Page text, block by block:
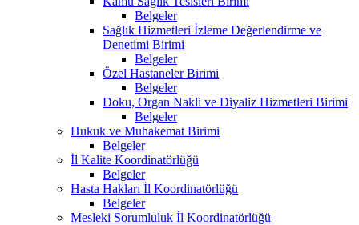
Belgeler
Sağlık Hizmetleri İzleme Değerlendirme ve
Denetimi Birimi
Belgeler
Özel Hastaneler Birimi
Belgeler
Doku, Organ Nakli ve Diyaliz Hizmetleri Birimi
Belgeler
Hukuk ve Muhakemat Birimi
Belgeler
İl Kalite Koordinatörlüğü
Belgeler
Hasta Hakları İl Koordinatörlüğü
Belgeler
Mesleki Sorumluluk İl Koordinatörlüğü